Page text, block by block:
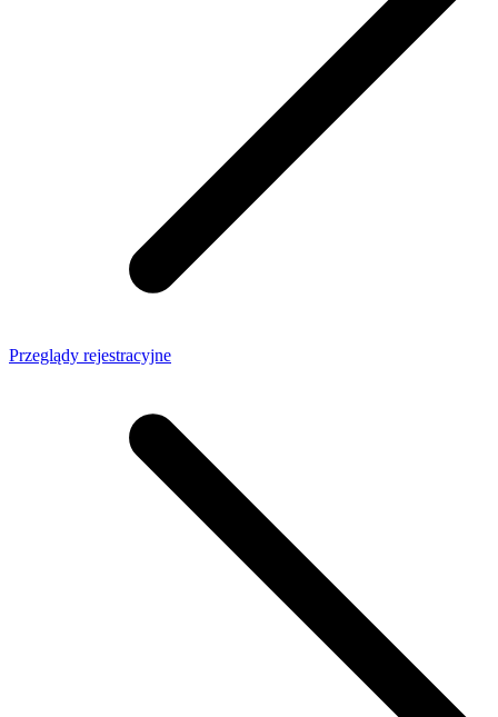
Przeglądy rejestracyjne